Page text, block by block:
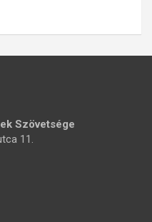
Szövetsége
11.